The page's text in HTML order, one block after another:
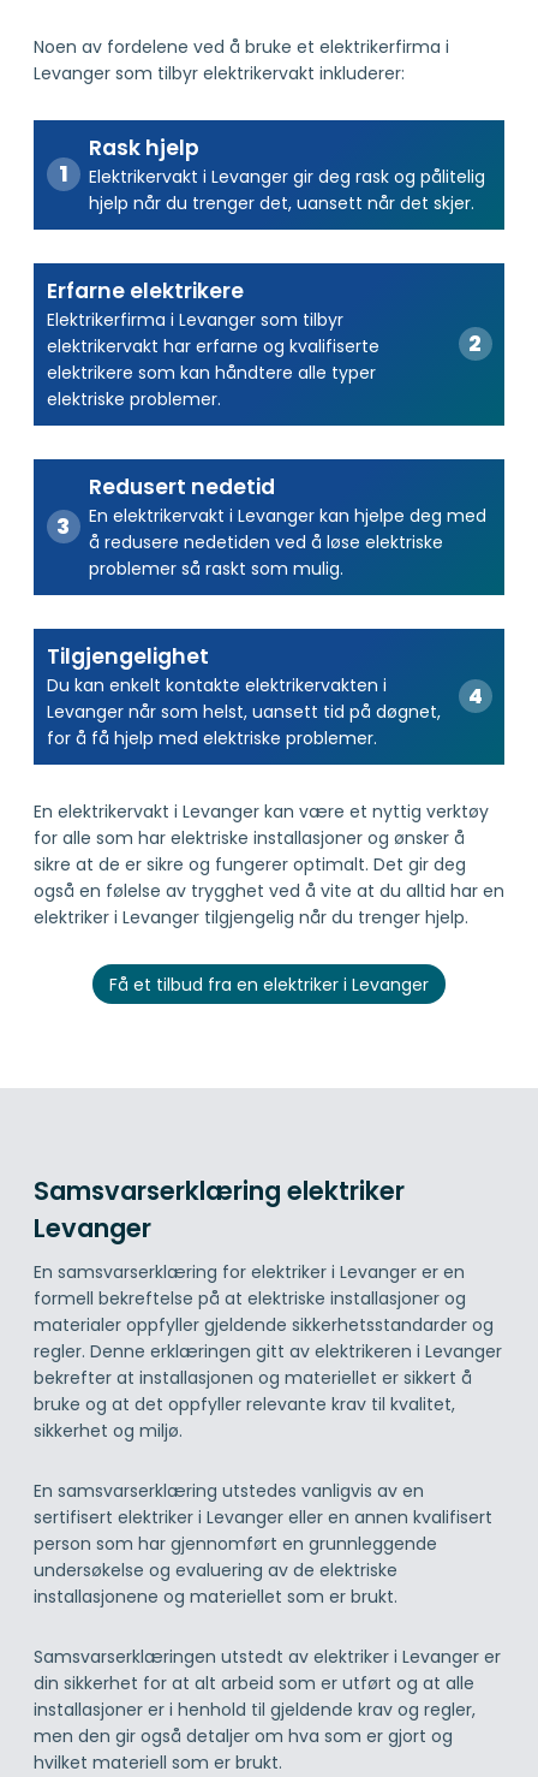
Noen av fordelene ved å bruke et elektrikerfirma i
Levanger som tilbyr elektrikervakt inkluderer:
Rask hjelp
Elektrikervakt i Levanger gir deg rask og pålitelig
hjelp når du trenger det, uansett når det skjer.
Erfarne elektrikere
Elektrikerfirma i Levanger som tilbyr
elektrikervakt har erfarne og kvalifiserte
elektrikere som kan håndtere alle typer
elektriske problemer.
Redusert nedetid
En elektrikervakt i Levanger kan hjelpe deg med
å redusere nedetiden ved å løse elektriske
problemer så raskt som mulig.
Tilgjengelighet
Du kan enkelt kontakte elektrikervakten i
Levanger når som helst, uansett tid på døgnet,
for å få hjelp med elektriske problemer.
En elektrikervakt i Levanger kan være et nyttig verktøy
for alle som har elektriske installasjoner og ønsker å
sikre at de er sikre og fungerer optimalt. Det gir deg
også en følelse av trygghet ved å vite at du alltid har en
elektriker i Levanger tilgjengelig når du trenger hjelp.
Få et tilbud fra en elektriker i Levanger
Samsvarserklæring elektriker
Levanger
En samsvarserklæring for elektriker i Levanger er en
formell bekreftelse på at elektriske installasjoner og
materialer oppfyller gjeldende sikkerhetsstandarder og
regler. Denne erklæringen gitt av elektrikeren i Levanger
bekrefter at installasjonen og materiellet er sikkert å
bruke og at det oppfyller relevante krav til kvalitet,
sikkerhet og miljø.
En samsvarserklæring utstedes vanligvis av en
sertifisert elektriker i Levanger eller en annen kvalifisert
person som har gjennomført en grunnleggende
undersøkelse og evaluering av de elektriske
installasjonene og materiellet som er brukt.
Samsvarserklæringen utstedt av elektriker i Levanger er
din sikkerhet for at alt arbeid som er utført og at alle
installasjoner er i henhold til gjeldende krav og regler,
men den gir også detaljer om hva som er gjort og
hvilket materiell som er brukt.